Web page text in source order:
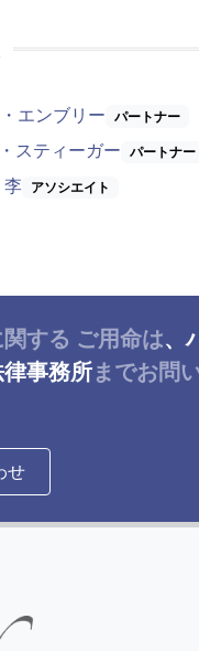
エンブリー パートナー
スティーガー パートナー
アソシエイト
関する ご用命は、
事務所までお問
せ